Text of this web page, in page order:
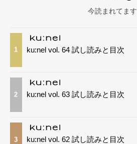
今読まれてます
1 ku:nel vol. 64 試し読みと目次
2 ku:nel vol. 63 試し読みと目次
3 ku:nel vol. 62 試し読みと目次